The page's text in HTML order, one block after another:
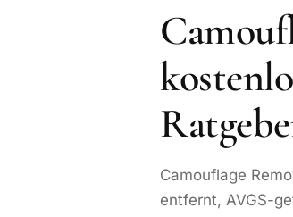
Camouflage
entfernt, AVGS-